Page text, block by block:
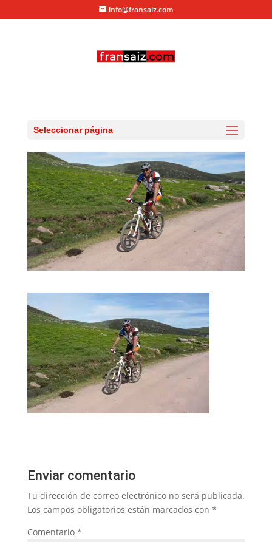
info@fransaiz.com
Seleccionar página
Enviar comentario
Tu dirección de correo electrónico no será publicada.
Los campos obligatorios están marcados con *
Comentario *